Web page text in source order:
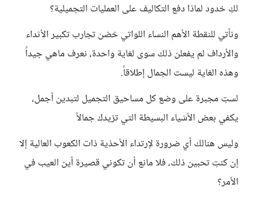
لكِ خدود لماذا دفع التكاليف على العمليات التجميلية؟
ونأتي للنقطة الأهم النساء اللواتي خضن تجارب تكبير الأثداء
والأرداف لم يفعلن ذلك سوى لغاية واحدة، نعرف ماهي جيداً
وهذه الغاية ليست الجمال إطلاقاً.
لستِ مجبرة على وضع كل مساحيق التجميل لتبدين أجمل،
يكفي بعض الأشياء البسيطة التي تزيدك جمالاً
وليس هنالك أي ضرورة لإرتداء الأحذية ذات الكعوب العالية إلا
إن كنتِ تحبين ذلك، فلا مانع أن تكوني قصيرة أين العيب في
الأمر؟